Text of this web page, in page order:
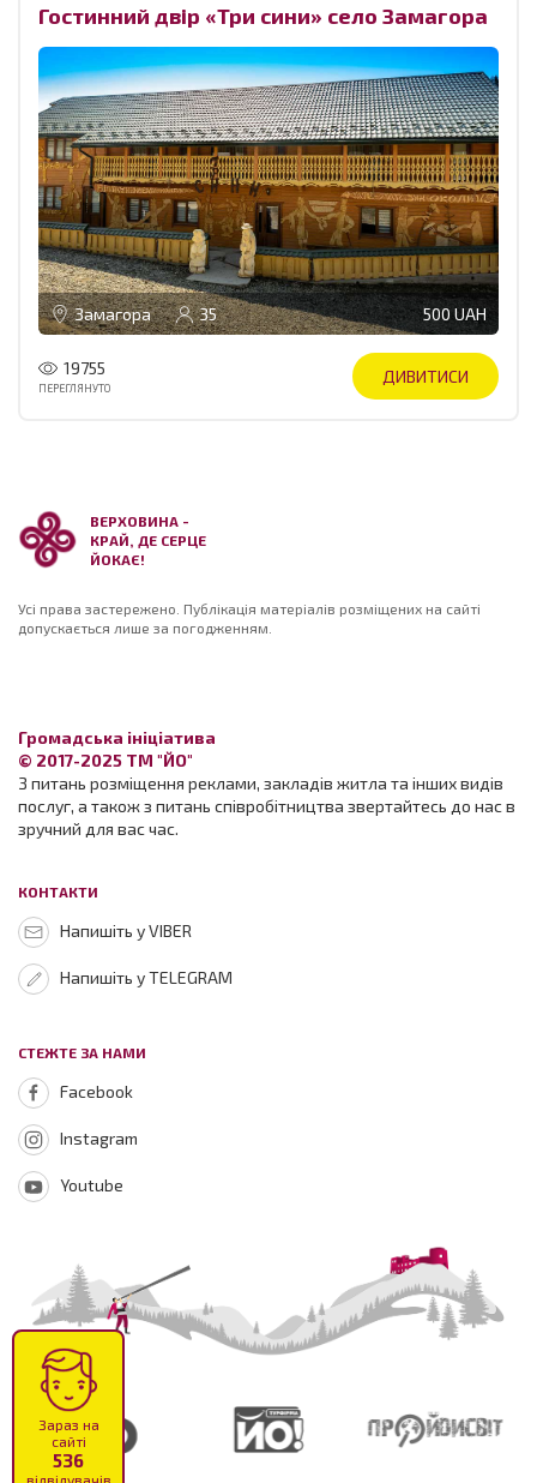
Гостинний двір «Три сини» село Замагора
Замагора 35 500 UAH
19755
ПЕРЕГЛЯНУТО
ДИВИТИСИ
ВЕРХОВИНА -
КРАЙ, ДЕ СЕРЦЕ
ЙОКАЄ!
Усі права застережено. Публікація матеріалів розміщених на сайті
допускається лише за погодженням.
Громадська ініціатива
© 2017-2025 ТМ "ЙО"
З питань розміщення реклами, закладів житла та інших видів
послуг, а також з питань співробітництва звертайтесь до нас в
зручний для вас час.
КОНТАКТИ
Напишіть у VIBER
Напишіть у TELEGRAM
СТЕЖТЕ ЗА НАМИ
Facebook
Instagram
Youtube
Зараз на
сайті
536
відвідувачів